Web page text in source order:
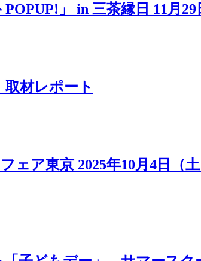
」 in 三茶縁日 11月29
材レポート
ェア東京 2025年10月4日（